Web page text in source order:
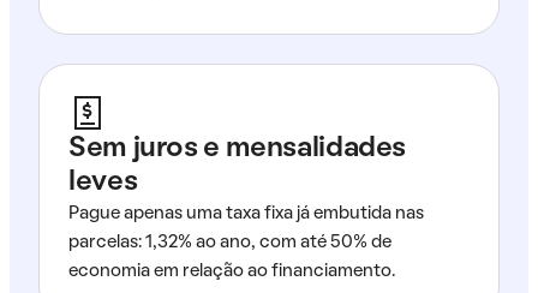
Sem juros e mensalidades
leves
Pague apenas uma taxa fixa já embutida nas
parcelas: 1,32% ao ano, com até 50% de
economia em relação ao financiamento.